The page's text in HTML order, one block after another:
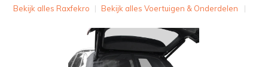
Bekijk alles Raxfekro | Bekijk alles Voertuigen & Onderdelen